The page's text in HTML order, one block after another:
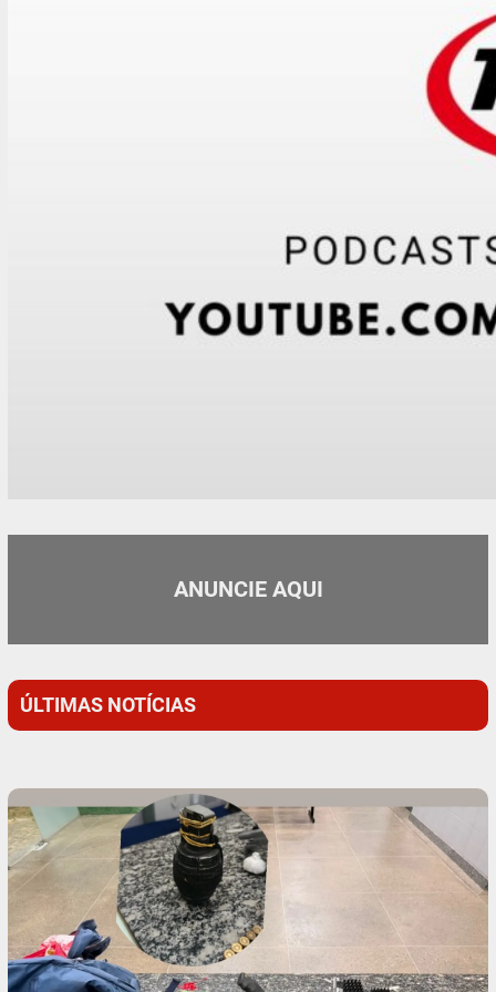
ANUNCIE AQUI
ÚLTIMAS NOTÍCIAS